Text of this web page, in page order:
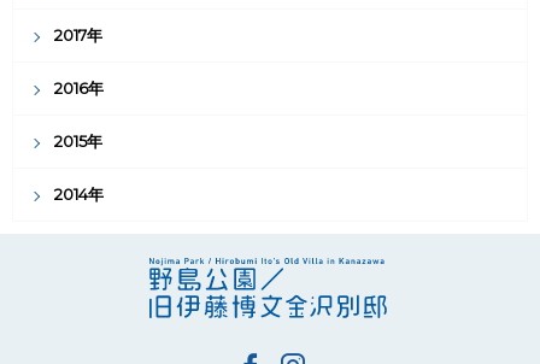
2017年
2016年
2015年
2014年